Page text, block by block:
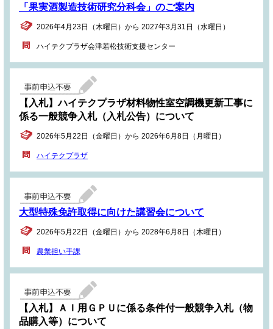
「果実酒製造技術研究分科会」のご案内
2026年4月23日（木曜日）から 2027年3月31日（水曜日）
ハイテクプラザ会津若松技術支援センター
【入札】ハイテクプラザ材料物性室空調機更新工事に
係る一般競争入札（入札公告）について
2026年5月22日（金曜日）から 2026年6月8日（月曜日）
ハイテクプラザ
大型特殊免許取得に向けた講習会について
2026年5月22日（金曜日）から 2028年6月8日（木曜日）
農業担い手課
【入札】ＡＩ用ＧＰＵに係る条件付一般競争入札（物
品購入等）について